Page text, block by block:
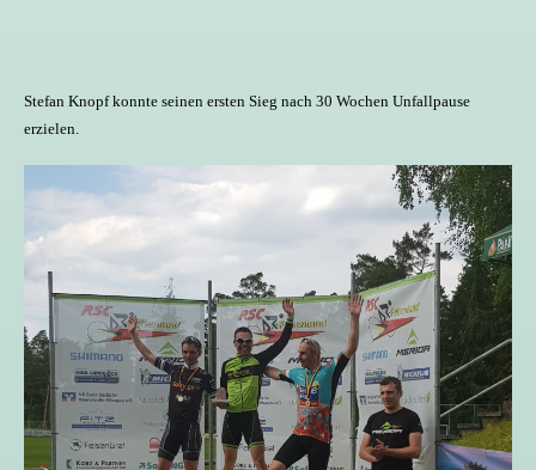
Stefan Knopf konnte seinen ersten Sieg nach 30 Wochen Unfallpause
erzielen.